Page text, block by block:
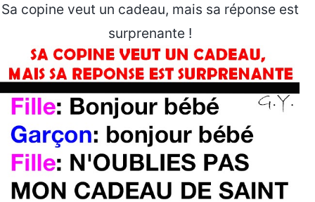
Sa copine veut un cadeau, mais sa réponse est
surprenante !